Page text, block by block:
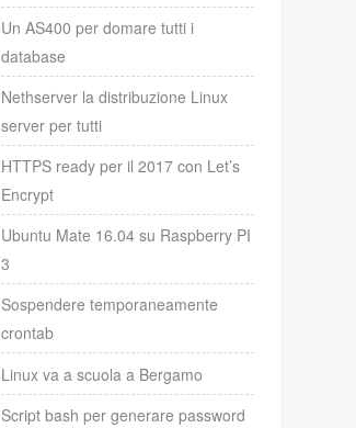
Un AS400 per domare tutti i
database
Nethserver la distribuzione Linux
server per tutti
HTTPS ready per il 2017 con Let’s
Encrypt
Ubuntu Mate 16.04 su Raspberry PI
3
Sospendere temporaneamente
crontab
Linux va a scuola a Bergamo
Script bash per generare password